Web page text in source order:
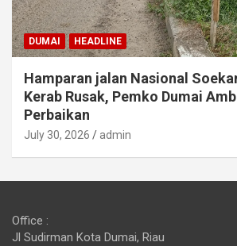
DUMAI HEADLINE
Hamparan jalan Nasional
Kerab Rusak, Pemko Dumai
Perbaikan
July 30, 2026 admin
Office :
Jl Sudirman Kota Dumai, Riau